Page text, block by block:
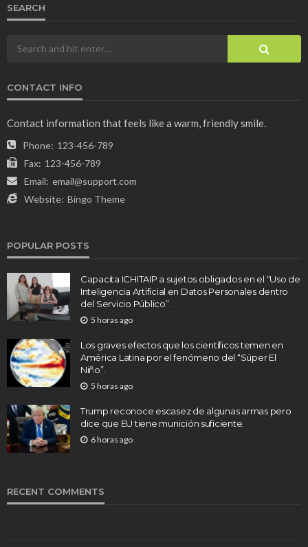
SEARCH
CONTACT INFO
Contact information that feels like a warm, friendly smile.
Phone: 123-456-789
Fax: 123-456-789
Email: email@support.com
Website: Bingo Theme
POPULAR POSTS
Capacita ICHITAIP a sujetos obligados en el “Uso de
Inteligencia Artificial en Datos Personales dentro
del Servicio Público”.
5 horas ago
Los graves efectos que los científicos temen en
América Latina por el fenómeno del “Súper El
Niño”.
5 horas ago
Trump reconoce escasez de algunas armas pero
dice que EU tiene munición suficiente.
6 horas ago
RECENT COMMENTS